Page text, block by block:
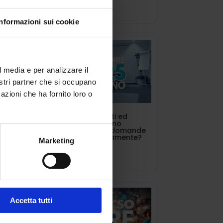
sui cookie
e per analizzare il
partner che si occupano
che ha fornito loro o
Marketing
Accetta tutti
→
INDIRE triennalisti ed
estero. Si possono
presentare più domande
contemporaneamente?
Lug 10, 2025